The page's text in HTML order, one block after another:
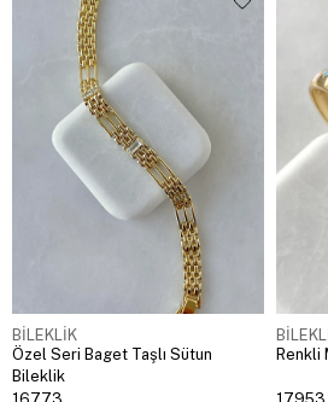
BİLEKLİK
Özel Seri Baget Taşlı Sütun
Bileklik
Renkli